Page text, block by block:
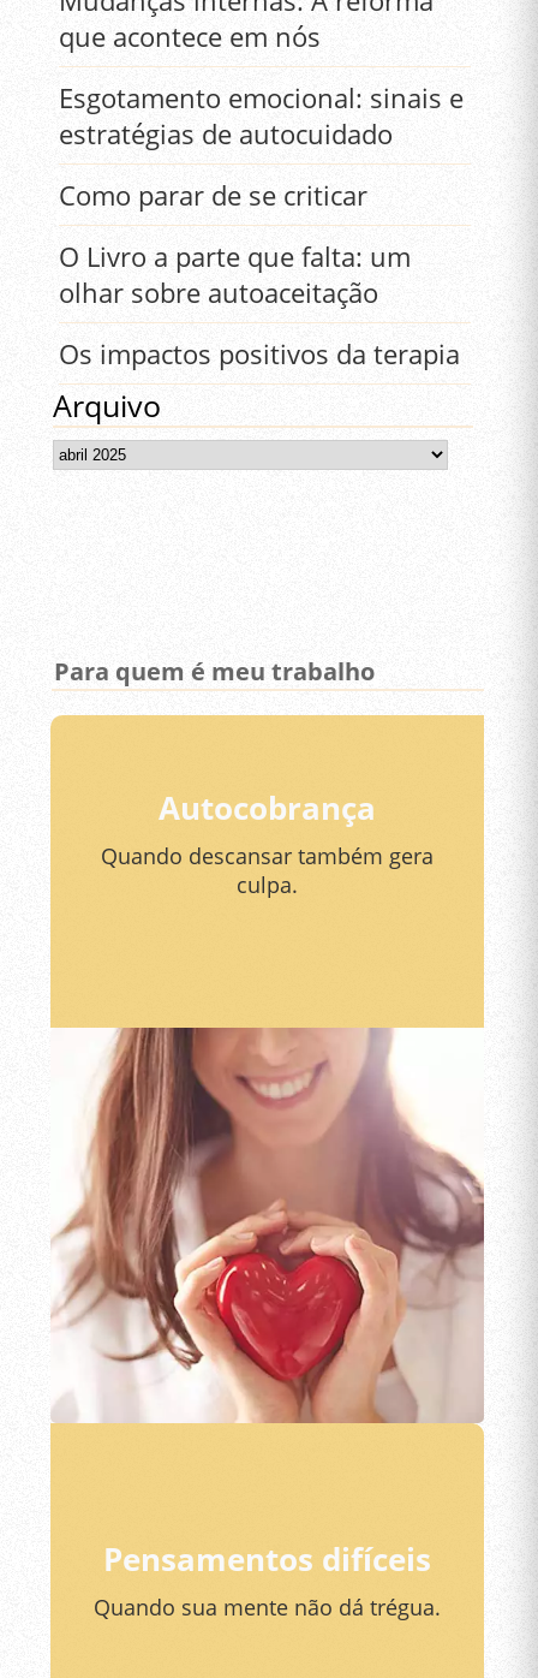
que acontece em nós
Esgotamento emocional: sinais e
estratégias de autocuidado
Como parar de se criticar
O Livro a parte que falta: um
olhar sobre autoaceitação
Os impactos positivos da terapia
Arquivo
Arquivo
Para quem é meu trabalho
Autocobrança
Quando descansar também gera
culpa.
Pensamentos difíceis
Quando sua mente não dá trégua.